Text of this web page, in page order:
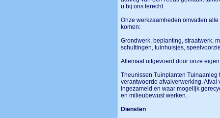
u bij ons terecht.
Onze werkzaamheden omvatten
komen:
Grondwerk, beplanting, straatwerk,
schuttingen, tuinhuisjes,
Allemaal uitgevoerd door onze
Theunissen Tuinplanten
verantwoorde afvalverwerking.
ingezameld en waar mogelijk
en milieubewust werken.
Diensten